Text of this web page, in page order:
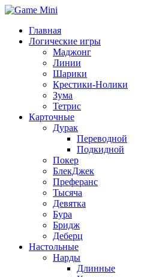
Главная
Логические игры
Маджонг
Линии
Шарики
Крестики-Нолики
Зума
Тетрис
Карточные
Дурак
Переводной
Подкидной
Покер
БлекДжек
Преферанс
Тысяча
Девятка
Бура
Бридж
Деберц
Настольные
Нарды
Длинные